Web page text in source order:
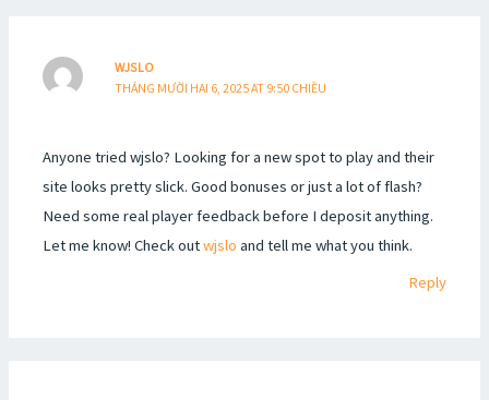
WJSLO
THÁNG MƯỜI HAI 6, 2025 AT 9:50 CHIỀU
Anyone tried wjslo? Looking for a new spot to play and their
site looks pretty slick. Good bonuses or just a lot of flash?
Need some real player feedback before I deposit anything.
Let me know! Check outwjslo and tell me what you think.
Reply